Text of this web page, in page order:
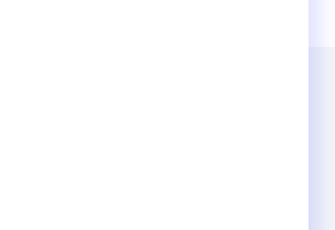
τα δικαιώματα διατηρούνται.